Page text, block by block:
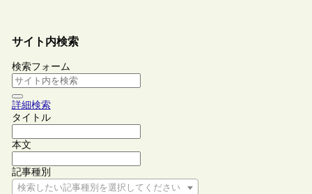
サイト内検索
検索フォーム
詳細検索
タイトル
本文
記事種別
検索したい記事種別を選択してください